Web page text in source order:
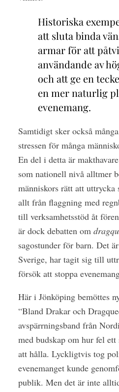
Historiska
att sluta binda
armar för att
användande av
och att ge en
en mer naturlig
evenemang.
Samtidigt sker också
stressen för många
En del i detta är
som nationell nivå alltmer
människors rätt att
allt från flaggning med
till verksamhetsstöd åt
är dock debatten om
sagostunder för barn. Det
Sverige, har tagit sig till
försök att stoppa
Här i Jönköping bemöttes
“Bland Drakar och
avspärrningsband från
med budskap om hur fel ett
att hålla. Lyckligtvis tog
evenemanget kunde
publik. Men det är inte